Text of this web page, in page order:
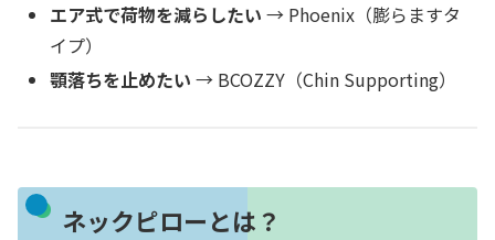
エア式で荷物を減らしたい → Phoenix（膨らますタ
イプ）
顎落ちを止めたい → BCOZZY（Chin Supporting）
ネックピローとは？